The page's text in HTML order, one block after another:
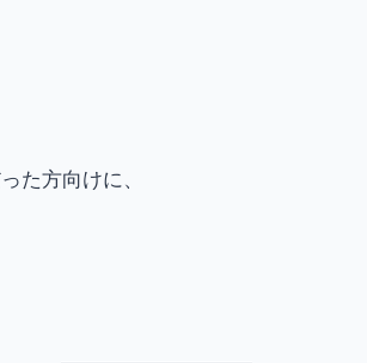
た方向けに、